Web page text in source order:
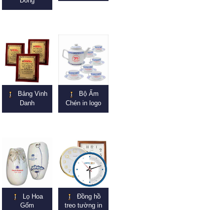
Bảng Vinh
Danh
Bộ Ấm
Chén in logo
Lọ Hoa
Gốm
Đồng hồ
treo tường in